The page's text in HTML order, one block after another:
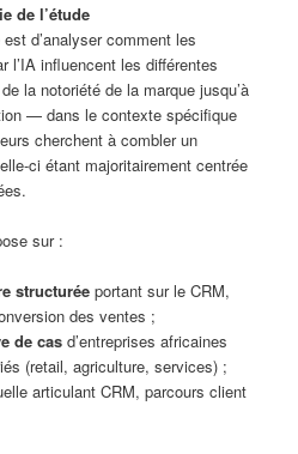
de l’étude
est d’analyser comment les
l’IA influencent les différentes
la notoriété de la marque jusqu’à
— dans le contexte spécifique
cherchent à combler un
ci étant majoritairement centrée
sur :
structuréeportant sur le CRM,
des ventes ;
de casd’entreprises africaines
(retail, agriculture, services) ;
articulant CRM, parcours client